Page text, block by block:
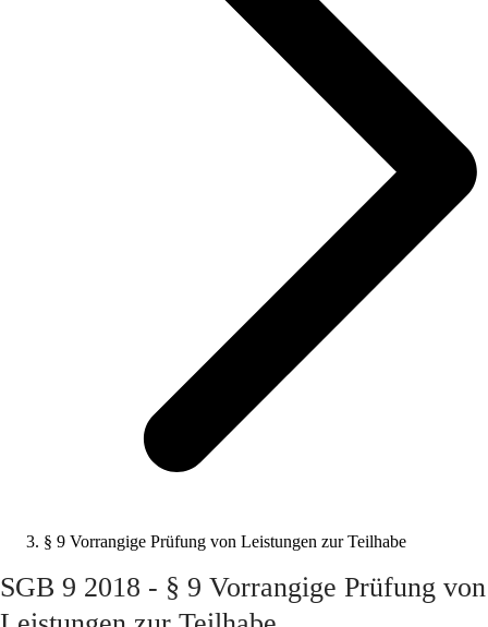
§ 9 Vorrangige Prüfung von Leistungen zur Teilhabe
SGB 9 2018 - § 9 Vorrangige Prüfung von